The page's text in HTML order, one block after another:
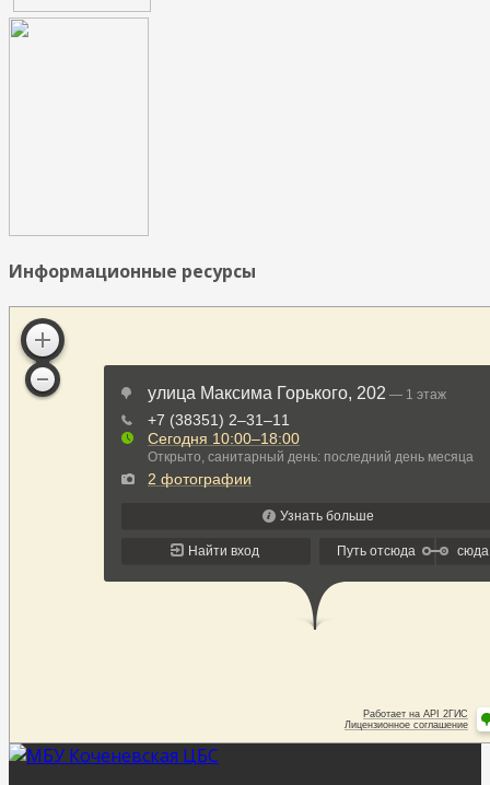
Информационные ресурсы